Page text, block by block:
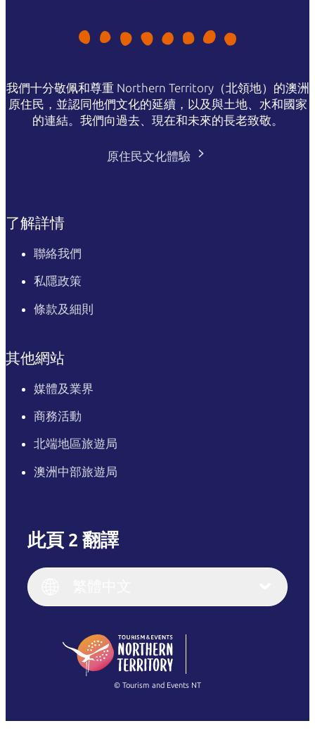
我們十分敬佩和尊重 Northern Territory（北領地）的澳洲
原住民，並認同他們文化的延續，以及與土地、水和國家
的連結。我們向過去、現在和未來的長老致敬。
原住民文化體驗
了解詳情
聯絡我們
私隱政策
條款及細則
其他網站
媒體及業界
商務活動
北端地區旅遊局
澳洲中部旅遊局
此頁 2 翻譯
English (US)
English
(Singapore)
Français
繁體中文
© Tourism and Events NT